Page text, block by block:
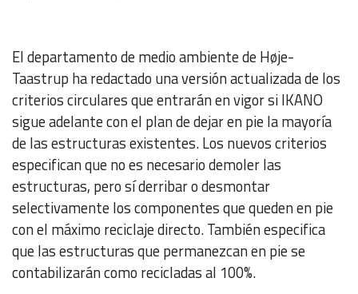
El departamento de medio ambiente de Høje-
Taastrup ha redactado una versión actualizada de los
criterios circulares que entrarán en vigor si IKANO
sigue adelante con el plan de dejar en pie la mayoría
de las estructuras existentes. Los nuevos criterios
especifican que no es necesario demoler las
estructuras, pero sí derribar o desmontar
selectivamente los componentes que queden en pie
con el máximo reciclaje directo. También especifica
que las estructuras que permanezcan en pie se
contabilizarán como recicladas al 100%.